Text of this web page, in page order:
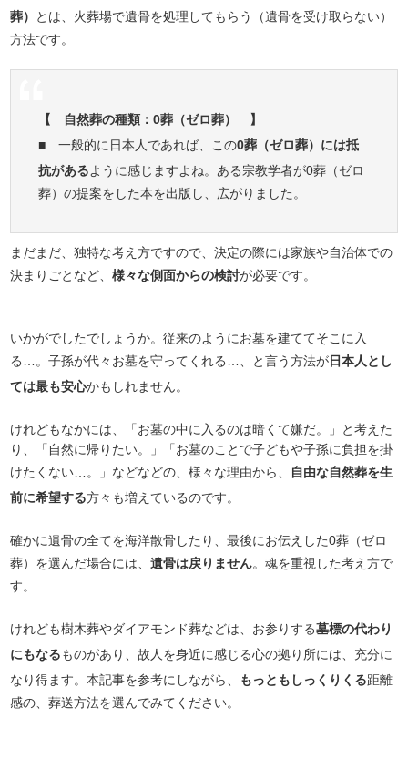
葬）
とは、火葬場で遺骨を処理してもらう（遺骨を受け取らない）
方法です。
【 自然葬の種類：0葬（ゼロ葬） 】
■ 一般的に日本人であれば、この0葬（ゼロ葬）には抵
抗があるように感じますよね。ある宗教学者が0葬（ゼロ
葬）の提案をした本を出版し、広がりました。
まだまだ、独特な考え方ですので、決定の際には家族や自治体での
決まりごとなど、様々な側面からの検討が必要です。
いかがでしたでしょうか。従来のようにお墓を建ててそこに入
る…。子孫が代々お墓を守ってくれる…、と言う方法が日本人とし
ては最も安心かもしれません。
けれどもなかには、「お墓の中に入るのは暗くて嫌だ。」と考えた
り、「自然に帰りたい。」「お墓のことで子どもや子孫に負担を掛
けたくない…。」などなどの、様々な理由から、
自由な自然葬を生
前に希望する方々も増えているのです。
確かに遺骨の全てを海洋散骨したり、最後にお伝えした0葬（ゼロ
葬）を選んだ場合には、遺骨は戻りません。魂を重視した考え方で
す。
けれども樹木葬やダイアモンド葬などは、お参りする墓標の代わり
にもなるものがあり、故人を身近に感じる心の拠り所には、充分に
なり得ます。本記事を参考にしながら、
もっともしっくりくる距離
感の、葬送方法を選んでみてください。